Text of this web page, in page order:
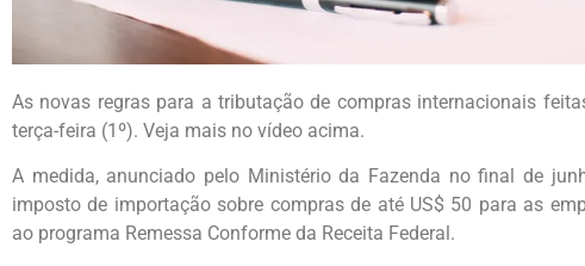
As novas regras para a tributação de compras internacionais
terça-feira (1º). Veja mais no vídeo acima.
A medida, anunciado pelo Ministério da Fazenda no final de
imposto de importação sobre compras de até US$ 50 para as
ao programa Remessa Conforme da Receita Federal.